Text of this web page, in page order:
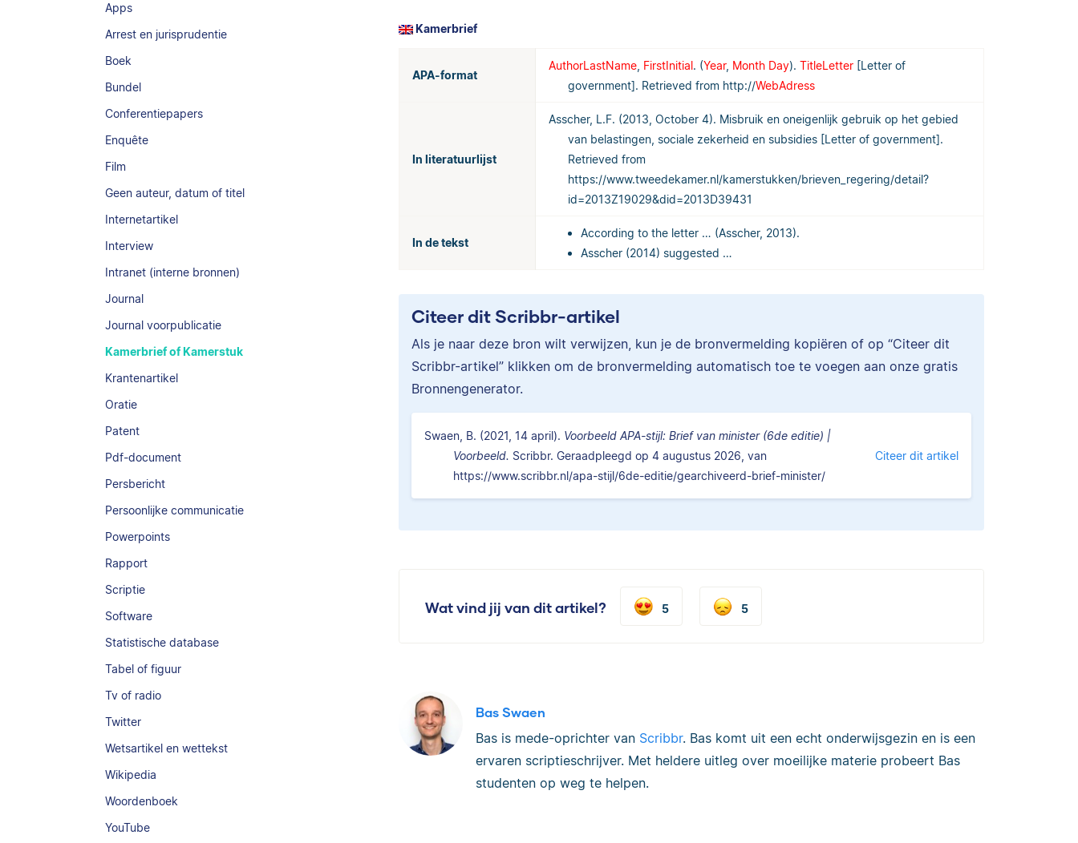
Apps
Arrest en jurisprudentie
Boek
Bundel
Conferentiepapers
Enquête
Film
Geen auteur, datum of titel
Internetartikel
Interview
Intranet (interne bronnen)
Journal
Journal voorpublicatie
Kamerbrief of Kamerstuk
Krantenartikel
Oratie
Patent
Pdf-document
Persbericht
Persoonlijke communicatie
Powerpoints
Rapport
Scriptie
Software
Statistische database
Tabel of figuur
Tv of radio
Twitter
Wetsartikel en wettekst
Wikipedia
Woordenboek
YouTube
Kamerbrief
APA-format
AuthorLastName FirstInitial. (Year, Month Day). TitleLetter [Letter of
government]. Retrieved from http://WebAdress
In literatuurlijst
Asscher, L.F. (2013, October 4). Misbruik en oneigenlijk gebruik op het gebied
van belastingen, sociale zekerheid en subsidies [Letter of government].
Retrieved from
https://www.tweedekamer.nl/kamerstukken/brieven_regering/detail?
id=2013Z19029&did=2013D39431
In de tekst
According to the letter … (Asscher, 2013).
Asscher (2014) suggested …
Citeer dit Scribbr-artikel
Als je naar deze bron wilt verwijzen, kun je de bronvermelding kopiëren of op “Citeer dit
Scribbr-artikel” klikken om de bronvermelding automatisch toe te voegen aan onze gratis
Bronnengenerator.
Swaen, B. (2021, 14 april). Voorbeeld APA-stijl: Brief van minister (6de editie) |
Voorbeeld. Scribbr. Geraadpleegd op 4 augustus 2026, van
https://www.scribbr.nl/apa-stijl/6de-editie/gearchiveerd-brief-minister/
Citeer dit artikel
Wat vind jij van dit artikel? 5 5
Bas Swaen
Bas is mede-oprichter van Scribbr. Bas komt uit een echt onderwijsgezin en is een
ervaren scriptieschrijver. Met heldere uitleg over moeilijke materie probeert Bas
studenten op weg te helpen.